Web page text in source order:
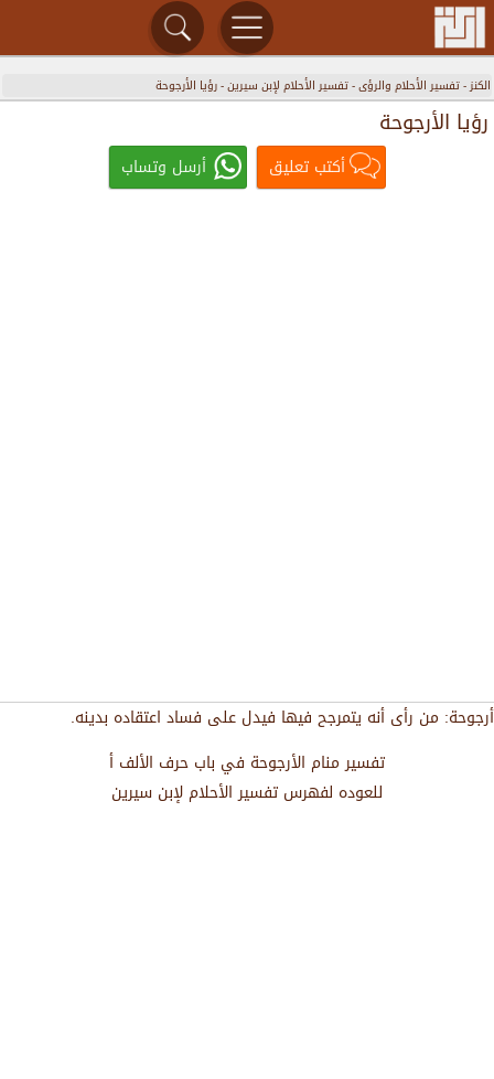
الكنز-تفسير الأحلام والرؤى-تفسير الأحلام لإبن سيرين-رؤيا الأرجوحة
رؤيا الأرجوحة
أكتب تعليق أرسل وتساب
أرجوحة: من رأى أنه يتمرجح فيها فيدل على فساد اعتقاده بدينه.
تفسير منام الأرجوحة في باب حرف الألف أ
للعوده لفهرس تفسير الأحلام لإبن سيرين